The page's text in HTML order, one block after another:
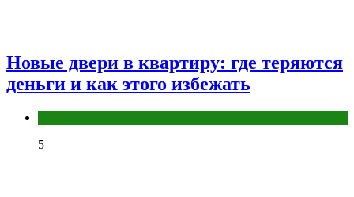
Новые двери в квартиру: где теряются
деньги и как этого избежать
5